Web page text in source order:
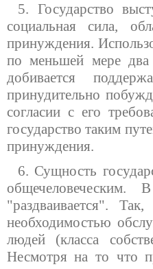
5. Государство
социальная сила,
принуждения.
по меньшей мере два
добивается
принудительно
согласии с его
государство таким
принуждения.
6. Сущность
"раздваивается".
необходимостью
людей (класса
Несмотря на то что